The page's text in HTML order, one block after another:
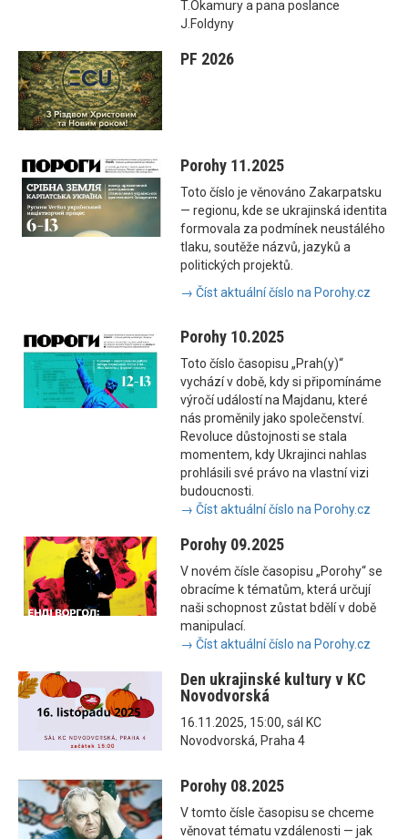
T.Okamury a pana poslance
J.Foldyny
PF 2026
Porohy 11.2025
Toto číslo je věnováno Zakarpatsku
— regionu, kde se ukrajinská identita
formovala za podmínek neustálého
tlaku, soutěže názvů, jazyků a
politických projektů.
→ Číst aktuální číslo na Porohy.cz
Porohy 10.2025
Toto číslo časopisu „Prah(y)“
vychází v době, kdy si připomínáme
výročí událostí na Majdanu, které
nás proměnily jako společenství.
Revoluce důstojnosti se stala
momentem, kdy Ukrajinci nahlas
prohlásili své právo na vlastní vizi
budoucnosti.
→ Číst aktuální číslo na Porohy.cz
Porohy 09.2025
V novém čísle časopisu „Porohy“ se
obracíme k tématům, která určují
naši schopnost zůstat bdělí v době
manipulací.
→ Číst aktuální číslo na Porohy.cz
Den ukrajinské kultury v KC
Novodvorská
16.11.2025, 15:00, sál KC
Novodvorská, Praha 4
Porohy 08.2025
V tomto čísle časopisu se chceme
věnovat tématu vzdálenosti — jak